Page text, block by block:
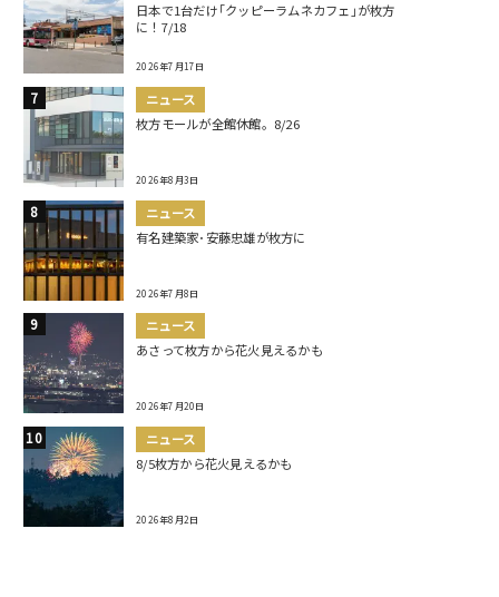
日本で1台だけ｢クッピーラムネカフェ｣が枚方
に！7/18
2026年7月17日
ニュース
枚方モールが全館休館。8/26
2026年8月3日
ニュース
有名建築家･安藤忠雄が枚方に
2026年7月8日
ニュース
あさって枚方から花火見えるかも
2026年7月20日
ニュース
8/5枚方から花火見えるかも
2026年8月2日